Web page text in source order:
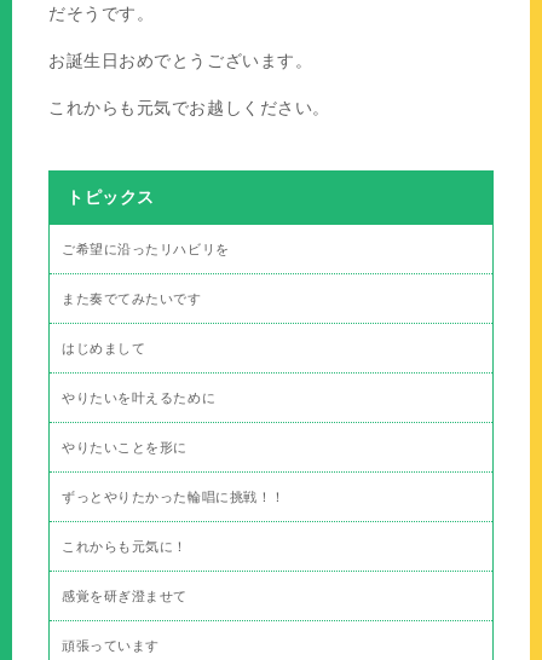
だそうです。
お誕生日おめでとうございます。
これからも元気でお越しください。
トピックス
ご希望に沿ったリハビリを
また奏でてみたいです
はじめまして
やりたいを叶えるために
やりたいことを形に
ずっとやりたかった輪唱に挑戦！！
これからも元気に！
感覚を研ぎ澄ませて
頑張っています